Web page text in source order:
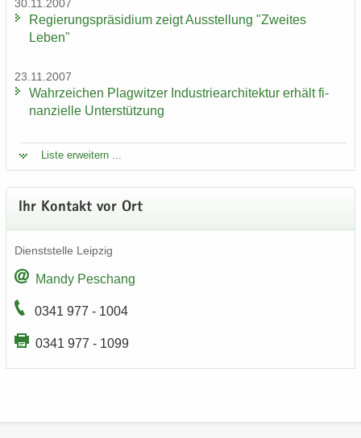
30.11.2007
Re­gie­rungs­prä­si­di­um zeigt Aus­stel­lung "Zwei­tes
Leben"
23.11.2007
Wahr­zei­chen Plag­wit­zer In­dus­trie­ar­chi­tek­tur er­hält fi­
nan­zi­el­le Un­ter­stüt­zung
Liste er­wei­tern ...
Ihr Kon­takt vor Ort
Dienst­stel­le Leip­zig
Mandy Peschang
0341 977 - 1004
0341 977 - 1099